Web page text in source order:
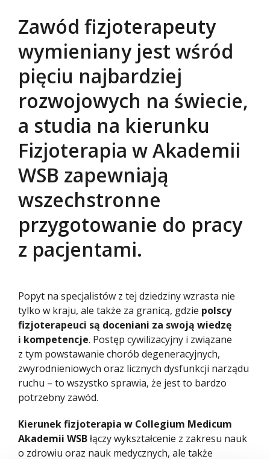
Zawód fizjoterapeuty
wymieniany jest wśród
pięciu najbardziej
rozwojowych na świecie,
a studia na kierunku
Fizjoterapia w Akademii
WSB zapewniają
wszechstronne
przygotowanie do pracy
z pacjentami.
Popyt na specjalistów z tej dziedziny wzrasta nie
tylko w kraju, ale także za granicą, gdzie polscy
fizjoterapeuci są doceniani za swoją wiedzę
i kompetencje. Postęp cywilizacyjny i związane
z tym powstawanie chorób degeneracyjnych,
zwyrodnieniowych oraz licznych dysfunkcji narządu
ruchu – to wszystko sprawia, że jest to bardzo
potrzebny zawód.
Kierunek fizjoterapia w Collegium Medicum
Akademii WSBłączy wykształcenie z zakresu nauk
o zdrowiu oraz nauk medycznych, ale także